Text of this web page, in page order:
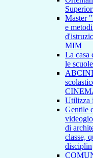
Master
e
MIM
La casa
le
Utilizza
Gentile
di
classe,
disciplin